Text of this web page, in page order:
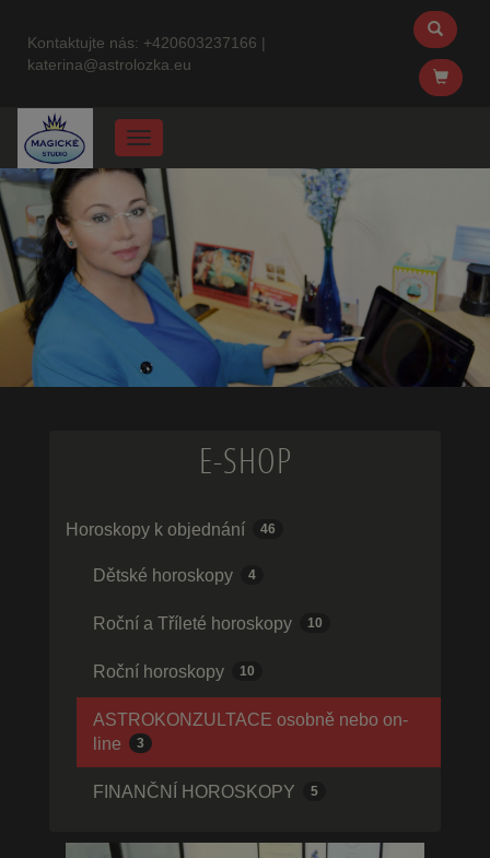
Kontaktujte nás: +420603237166 |
katerina@astrolozka.eu
Menu
E-SHOP
Horoskopy k objednání 46
Dětské horoskopy 4
Roční a Tříleté horoskopy 10
Roční horoskopy 10
ASTROKONZULTACE osobně nebo on-
line
3
FINANČNÍ HOROSKOPY 5